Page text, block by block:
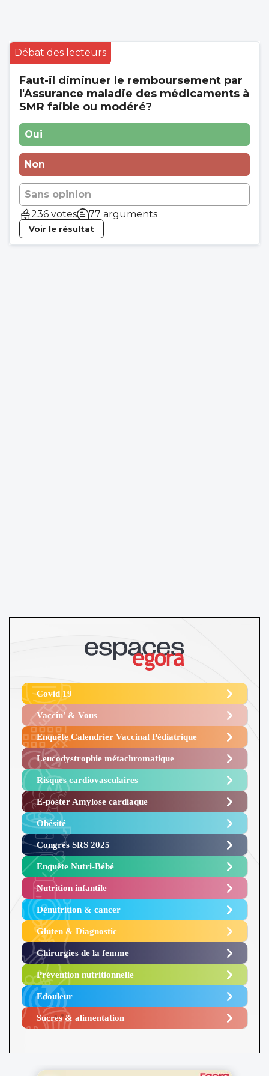
Débat des lecteurs
Faut-il diminuer le remboursement par
l'Assurance maladie des médicaments à
SMR faible ou modéré?
Oui
Non
Sans opinion
236 votes
77 arguments
Voir le résultat
Covid 19
Vaccin’ & Vous
Enquête Calendrier Vaccinal Pédiatrique
Leucodystrophie métachromatique
Risques cardiovasculaires
E-poster Amylose cardiaque ​
Obésité ​
Congrès SRS 2025 ​
Enquête Nutri-Bébé ​
Nutrition infantile
Dénutrition & cancer
Gluten & Diagnostic
Chirurgies de la femme
Prévention nutritionnelle
Edouleur​
Sucres & alimentation​